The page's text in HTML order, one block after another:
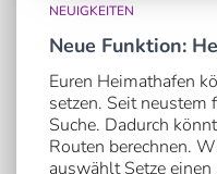
NEUIGKEITEN
Neue Funktion:
Euren Heimathafen
setzen. Seit neustem
Suche. Dadurch
Routen berechnen.
auswählt Setze